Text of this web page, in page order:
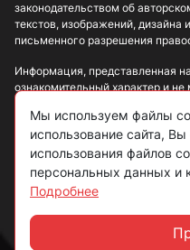
законодательством об
текстов, изображений, дизайна
письменного разрешения
Информация, представленная
ознакомительный характер и
Политика конфиденциальности
Согласие на обработку данных
Пользовательское соглашение
Мы используем файлы
использование сайта,
использования файлов
персональных данных и
Подробнее